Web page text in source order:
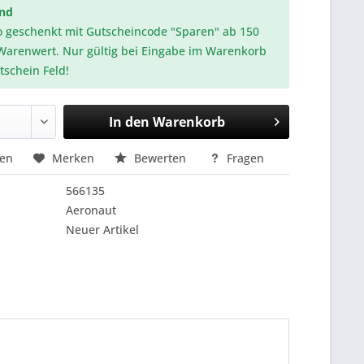
geschenkt mit Gutscheincode "Sparen" ab 150
Nur gültig bei Eingabe im Warenkorb
Feld!
In den Warenkorb
Merken Bewerten Fragen
566135
Aeronaut
Neuer Artikel